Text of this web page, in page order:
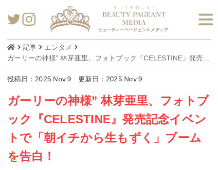
記事
エンタメ
投稿日：2025.Nov.9 更新日：2025.Nov.9
ガーリーの神様” 林芽亜里、フォトブ
ック『CELESTINE』発売記念イベン
トで「朝イチから生もずく」ブーム
を告白！